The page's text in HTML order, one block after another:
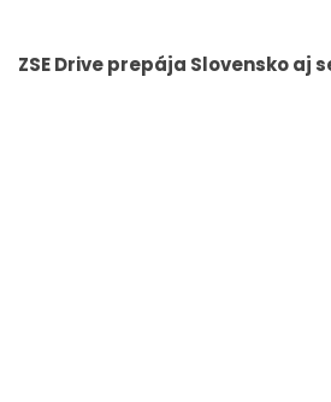
ZSE Drive prepája Slovensko aj